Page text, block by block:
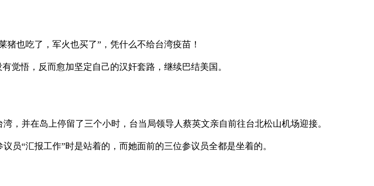
也吃了，军火也买了”，凭什么不给台湾疫苗！
悟，反而愈加坚定自己的汉奸套路，继续巴结美国。
并在岛上停留了三个小时，台当局领导人蔡英文亲自前往台北松山机场迎接。
“汇报工作”时是站着的，而她面前的三位参议员全都是坐着的。